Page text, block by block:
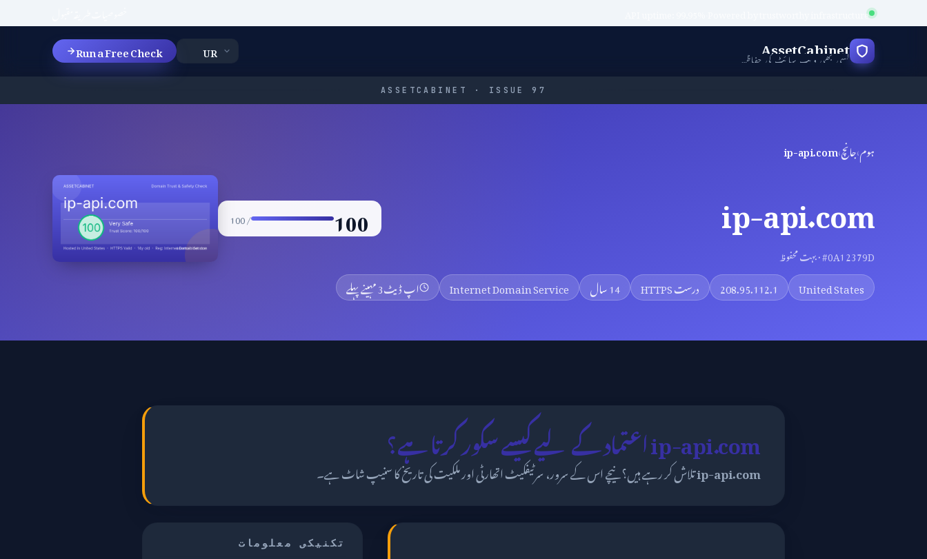
Powered by trustworthy infrastructure
AssetCabinet کسی بھی ویب سائٹ کی حفاظت کی جانچ کریں Run a Free Check
ASSETCABINET · ISSUE 97
ہوم›جانچ›
ip-api.com
ip-api.com
#0A12379D · بہت محفوظ
100
/ 100
United States
208.95.112.1 درست HTTPS 14 سال Internet Domain Service اپ ڈیٹ3 مہینے پہلے
ip-api.com اعتماد کے لیے کیسے سکور کرتا ہے؟
ip-api.comتلاش کر رہے ہیں؟ نیچے اس کے سرور، سرٹیفکیٹ اتھارٹی اور ملکیت کی تاریخ کا سنیپ شاٹ ہے۔
تکنیکی معلومات